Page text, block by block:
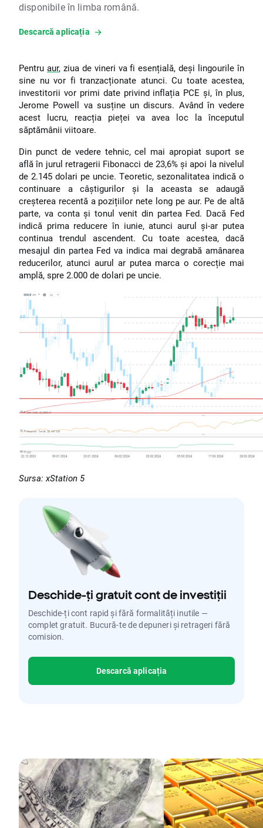
disponibile în limba română.
Descarcă aplicația
Pentru aur, ziua de vineri va fi esențială, deși lingourile în
sine nu vor fi tranzacționate atunci. Cu toate acestea,
investitorii vor primi date privind inflația PCE și, în plus,
Jerome Powell va susține un discurs. Având în vedere
acest lucru, reacția pieței va avea loc la începutul
săptămânii viitoare.
Din punct de vedere tehnic, cel mai apropiat suport se
află în jurul retragerii Fibonacci de 23,6% și apoi la nivelul
de 2.145 dolari pe uncie. Teoretic, sezonalitatea indică o
continuare a câștigurilor și la aceasta se adaugă
creșterea recentă a pozițiilor nete long pe aur. Pe de altă
parte, va conta și tonul venit din partea Fed. Dacă Fed
indică prima reducere în iunie, atunci aurul și-ar putea
continua trendul ascendent. Cu toate acestea, dacă
mesajul din partea Fed va indica mai degrabă amânarea
reducerilor, atunci aurul ar putea marca o corecție mai
amplă, spre 2.000 de dolari pe uncie.
Sursa: xStation 5
Deschide-ți gratuit cont de investiții
Deschide-ți cont rapid și fără formalități inutile —
complet gratuit. Bucură-te de depuneri și retrageri fără
comision.
Descarcă aplicația